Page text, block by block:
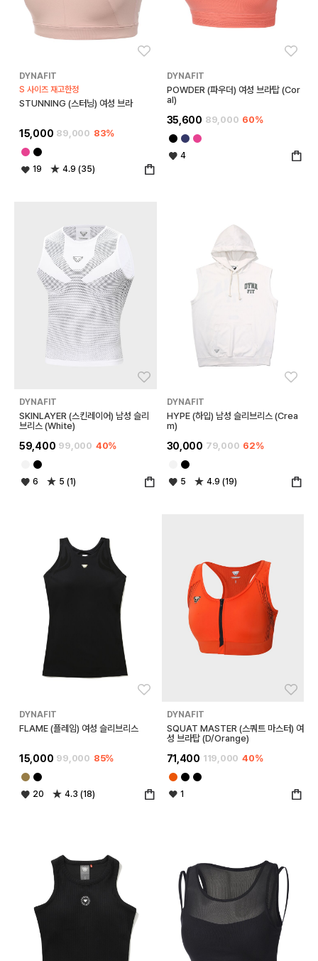
DYNAFIT
S 사이즈 재고한정
STUNNING (스터닝) 여성 브라
15,000 89,000 83%
19 4.9 (35)
DYNAFIT
POWDER (파우더) 여성 브라탑 (Cor
al)
35,600 89,000 60%
4
DYNAFIT
SKINLAYER (스킨레이어) 남성 슬리
브리스 (White)
59,400 99,000 40%
6 5 (1)
DYNAFIT
HYPE (하입) 남성 슬리브리스 (Crea
m)
30,000 79,000 62%
5 4.9 (19)
DYNAFIT
FLAME (플레임) 여성 슬리브리스
15,000 99,000 85%
20 4.3 (18)
DYNAFIT
SQUAT MASTER (스쿼트 마스터) 여
성 브라탑 (D/Orange)
71,400 119,000 40%
1